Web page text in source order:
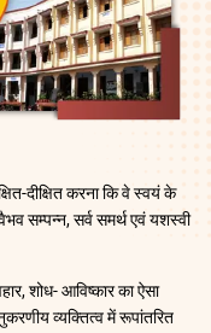
दीक्षित करना कि वे स्वयं के
सम्पन्न, सर्व समर्थ एवं यशस्वी
शोध- आविष्कार का ऐसा
व्यक्तित्व में रूपांतरित